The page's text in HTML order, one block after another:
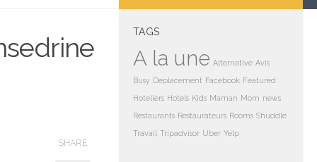
SHARE
TAGS
A la une Alternative Avis
Busy Deplacement Facebook Featured
Hoteliers Hotels Kids Maman Mom news
Restaurants Restaurateurs Rooms Shuddle
Travail Tripadvisor Uber Yelp